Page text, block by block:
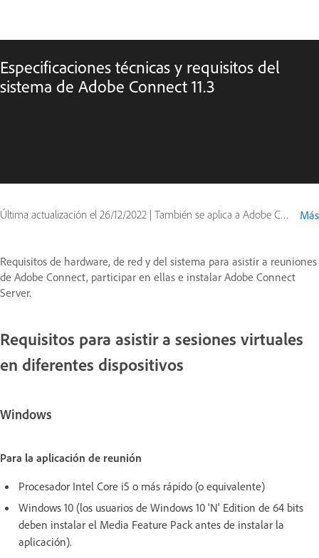
Especificaciones técnicas y requisitos del
sistema de Adobe Connect 11.3
Última actualización el 26/12/2022 | También se aplica a Adobe Connect 10, Adobe Connect 11 Más
Requisitos de hardware, de red y del sistema para asistir a reuniones
de Adobe Connect, participar en ellas e instalar Adobe Connect
Server.
Requisitos para asistir a sesiones virtuales
en diferentes dispositivos
Windows
Para la aplicación de reunión
Procesador Intel Core i5 o más rápido (o equivalente)
Windows 10 (los usuarios de Windows 10 'N' Edition de 64 bits
deben instalar el Media Feature Pack antes de instalar la
aplicación).